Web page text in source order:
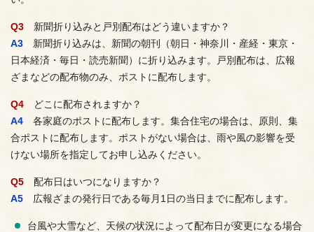
Q3 新聞折り込みと戸別配布はどう違いますか？
A3 新聞折り込みは、新聞の朝刊（朝日・神奈川・産経・東京・
日本経済・毎日・読売新聞）に折り込みます。戸別配布は、広報
ざまなどの配布物のみ、ポストに配布します。
Q4 どこに配布されますか？
A4 各家庭のポストに配布します。集合住宅の場合は、原則、集
合ポストに配布します。ポストがない場合は、雨や風の影響を受
けない場所を指定してお申し込みください。
Q5 配布日はいつになりますか？
A5 広報ざまの発行日である毎月1日の当日までに配布します。
台風や大雪など、天候の状況によって配布日が変更になる場合